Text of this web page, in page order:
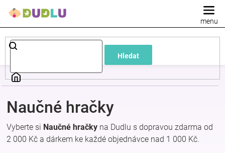
Hledat
Dětské
a
Naučné hračky
Vyberte si Naučné hračky na Dudlu s dopravou zdarma od
2 000 Kč a dárkem ke každé objednávce nad 1 000 Kč.